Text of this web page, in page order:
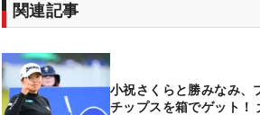
関連記事
小祝さくらと勝みなみ、
チップスを箱でゲット！